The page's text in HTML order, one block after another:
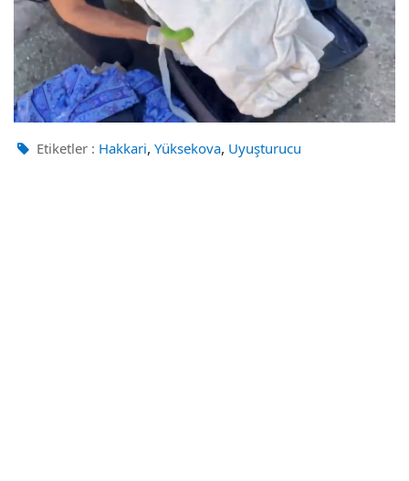
Etiketler : Hakkari, Yüksekova, Uyuşturucu